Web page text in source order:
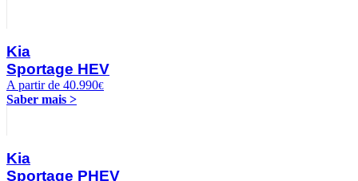
Kia
Sportage HEV
A partir de 40.990€
Saber mais >
Kia
Sportage PHEV